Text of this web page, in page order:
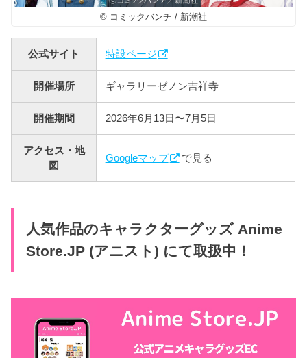
© コミックバンチ / 新潮社
公式サイト 特設ページ
開催場所 ギャラリーゼノン吉祥寺
開催期間 2026年6月13日〜7月5日
アクセス・地
図
Googleマップ で見る
人気作品のキャラクターグッズ Anime
Store.JP (アニスト) にて取扱中！